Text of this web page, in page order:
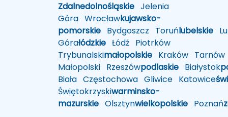
Zdalnedolnośląskie Jelenia
Góra Wrocławkujawsko-
pomorskie Bydgoszcz Toruńlubelskie
Górałódzkie Łódź Piotrków
Trybunalskimałopolskie Kraków Tarnów
Małopolski Rzeszówpodlaskie Białystok
Biała Częstochowa Gliwice Katowice
Świętokrzyskiwarminsko-
mazurskie Olsztynwielkopolskie Poznań